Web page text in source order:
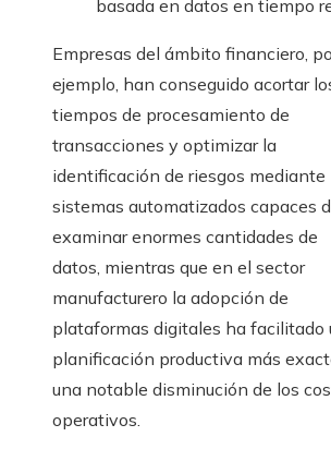
basada en datos en tiempo
Empresas del ámbito financiero,
ejemplo, han conseguido acortar
tiempos de procesamiento de
transacciones y optimizar la
identificación de riesgos mediante
sistemas automatizados capaces
examinar enormes cantidades de
datos, mientras que en el sector
manufacturero la adopción de
plataformas digitales ha facilitado
planificación productiva más
una notable disminución de los
operativos.